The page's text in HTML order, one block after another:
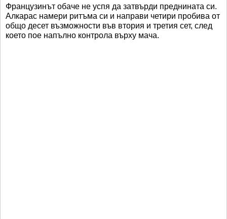
Французинът обаче не успя да затвърди преднината си.
Алкарас намери ритъма си и направи четири пробива от
общо десет възможности във втория и третия сет, след
което пое напълно контрола върху мача.